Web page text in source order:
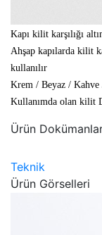
Kapı kilit karşılığı
Ahşap kapılarda kilit
kullanılır
Krem / Beyaz /
Kullanımda olan kilit
Ürün
Teknik
Ürün Görselleri